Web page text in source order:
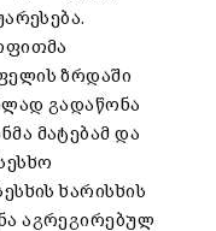
ზრდაში
გადაწონა
მატებამ და
ხარისხის
აგრეგირებულ